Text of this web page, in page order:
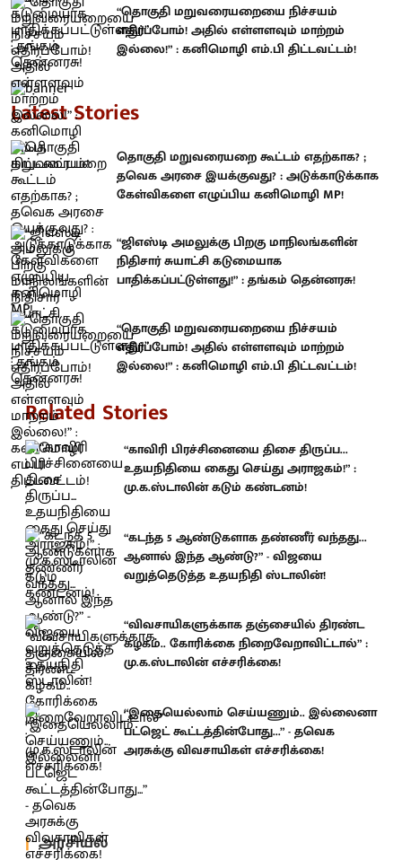
“தொகுதி மறுவரையறையை நிச்சயம்
எதிர்ப்போம்! அதில் எள்ளளவும் மாற்றம்
இல்லை!” : கனிமொழி எம்.பி திட்டவட்டம்!
Latest Stories
தொகுதி மறுவரையறை கூட்டம் எதற்காக? ;
தவெக அரசை இயக்குவது? : அடுக்காடுக்காக
கேள்விகளை எழுப்பிய கனிமொழி MP!
“ஜிஎஸ்டி அமலுக்கு பிறகு மாநிலங்களின்
நிதிசார் சுயாட்சி கடுமையாக
பாதிக்கப்பட்டுள்ளது!” : தங்கம் தென்னரசு!
“தொகுதி மறுவரையறையை நிச்சயம்
எதிர்ப்போம்! அதில் எள்ளளவும் மாற்றம்
இல்லை!” : கனிமொழி எம்.பி திட்டவட்டம்!
Related Stories
“காவிரி பிரச்சினையை திசை திருப்ப...
உதயநிதியை கைது செய்து அராஜகம்!” :
மு.க.ஸ்டாலின் கடும் கண்டனம்!
“கடந்த 5 ஆண்டுகளாக தண்ணீர் வந்தது...
ஆனால் இந்த ஆண்டு?” - விஜயை
வறுத்தெடுத்த உதயநிதி ஸ்டாலின்!
“விவசாயிகளுக்காக தஞ்சையில் திரண்ட
கழகம்.. கோரிக்கை நிறைவேறாவிட்டால்” :
மு.க.ஸ்டாலின் எச்சரிக்கை!
“இதையெல்லாம் செய்யணும்.. இல்லைனா
பட்ஜெட் கூட்டத்தின்போது...” - தவெக
அரசுக்கு விவசாயிகள் எச்சரிக்கை!
அரசியல்